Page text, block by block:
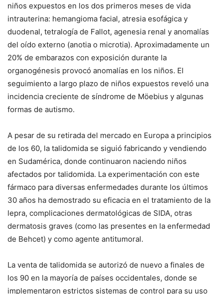
niños expuestos en los dos primeros meses de vida
intrauterina: hemangioma facial, atresia esofágica y
duodenal, tetralogía de Fallot, agenesia renal y anomalías
del oído externo (anotia o microtia). Aproximadamente un
20% de embarazos con exposición durante la
organogénesis provocó anomalías en los niños. El
seguimiento a largo plazo de niños expuestos reveló una
incidencia creciente de síndrome de Möebius y algunas
formas de autismo.
A pesar de su retirada del mercado en Europa a principios
de los 60, la talidomida se siguió fabricando y vendiendo
en Sudamérica, donde continuaron naciendo niños
afectados por talidomida. La experimentación con este
fármaco para diversas enfermedades durante los últimos
30 años ha demostrado su eficacia en el tratamiento de la
lepra, complicaciones dermatológicas de SIDA, otras
dermatosis graves (como las presentes en la enfermedad
de Behcet) y como agente antitumoral.
La venta de talidomida se autorizó de nuevo a finales de
los 90 en la mayoría de países occidentales, donde se
implementaron estrictos sistemas de control para su uso